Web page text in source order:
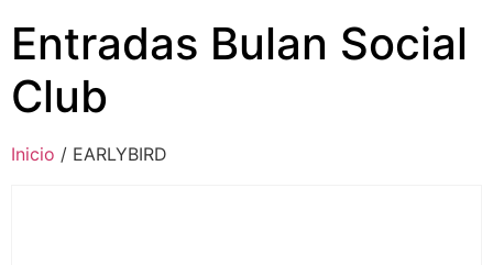
Entradas Bulan Social
Club
Inicio / EARLYBIRD